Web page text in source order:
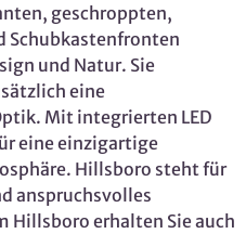
geschroppten,
Schubkastenfronten
und Natur. Sie
eine
Mit integrierten LED
eine einzigartige
Hillsboro steht für
anspruchsvolles
Hillsboro erhalten Sie auch